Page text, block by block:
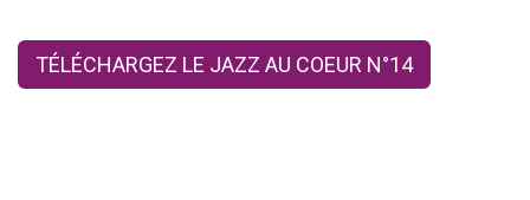
TÉLÉCHARGEZ LE JAZZ AU COEUR N°14